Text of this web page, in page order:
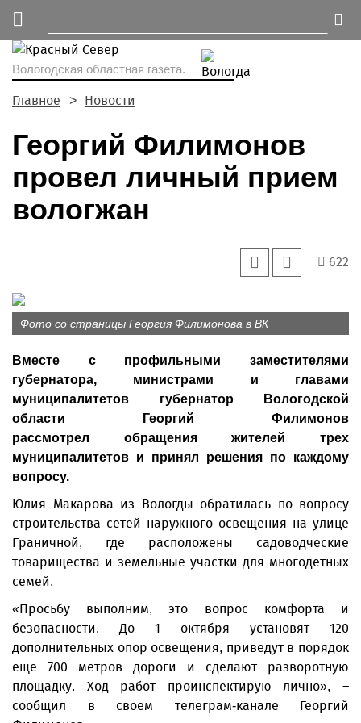
Вологодская областная газета.
Главное Новости
Георгий Филимонов
провел личный прием
вологжан
622
Фото со страницы Георгия Филимонова в ВК
Вместе с профильными заместителями
губернатора, министрами и главами
муниципалитетов губернатор Вологодской
области Георгий Филимонов
рассмотрел обращения жителей трех
муниципалитетов и принял решения по каждому
вопросу.
Юлия Макарова из Вологды обратилась по вопросу
строительства сетей наружного освещения на улице
Граничной, где расположены садоводческие
товарищества и земельные участки для многодетных
семей.
«Просьбу выполним, это вопрос комфорта и
безопасности. До 1 октября установят 120
дополнительных опор освещения, приведут в порядок
еще 700 метров дороги и сделают разворотную
площадку. Ход работ проинспектирую лично», –
сообщил в своем телеграм-канале Георгий